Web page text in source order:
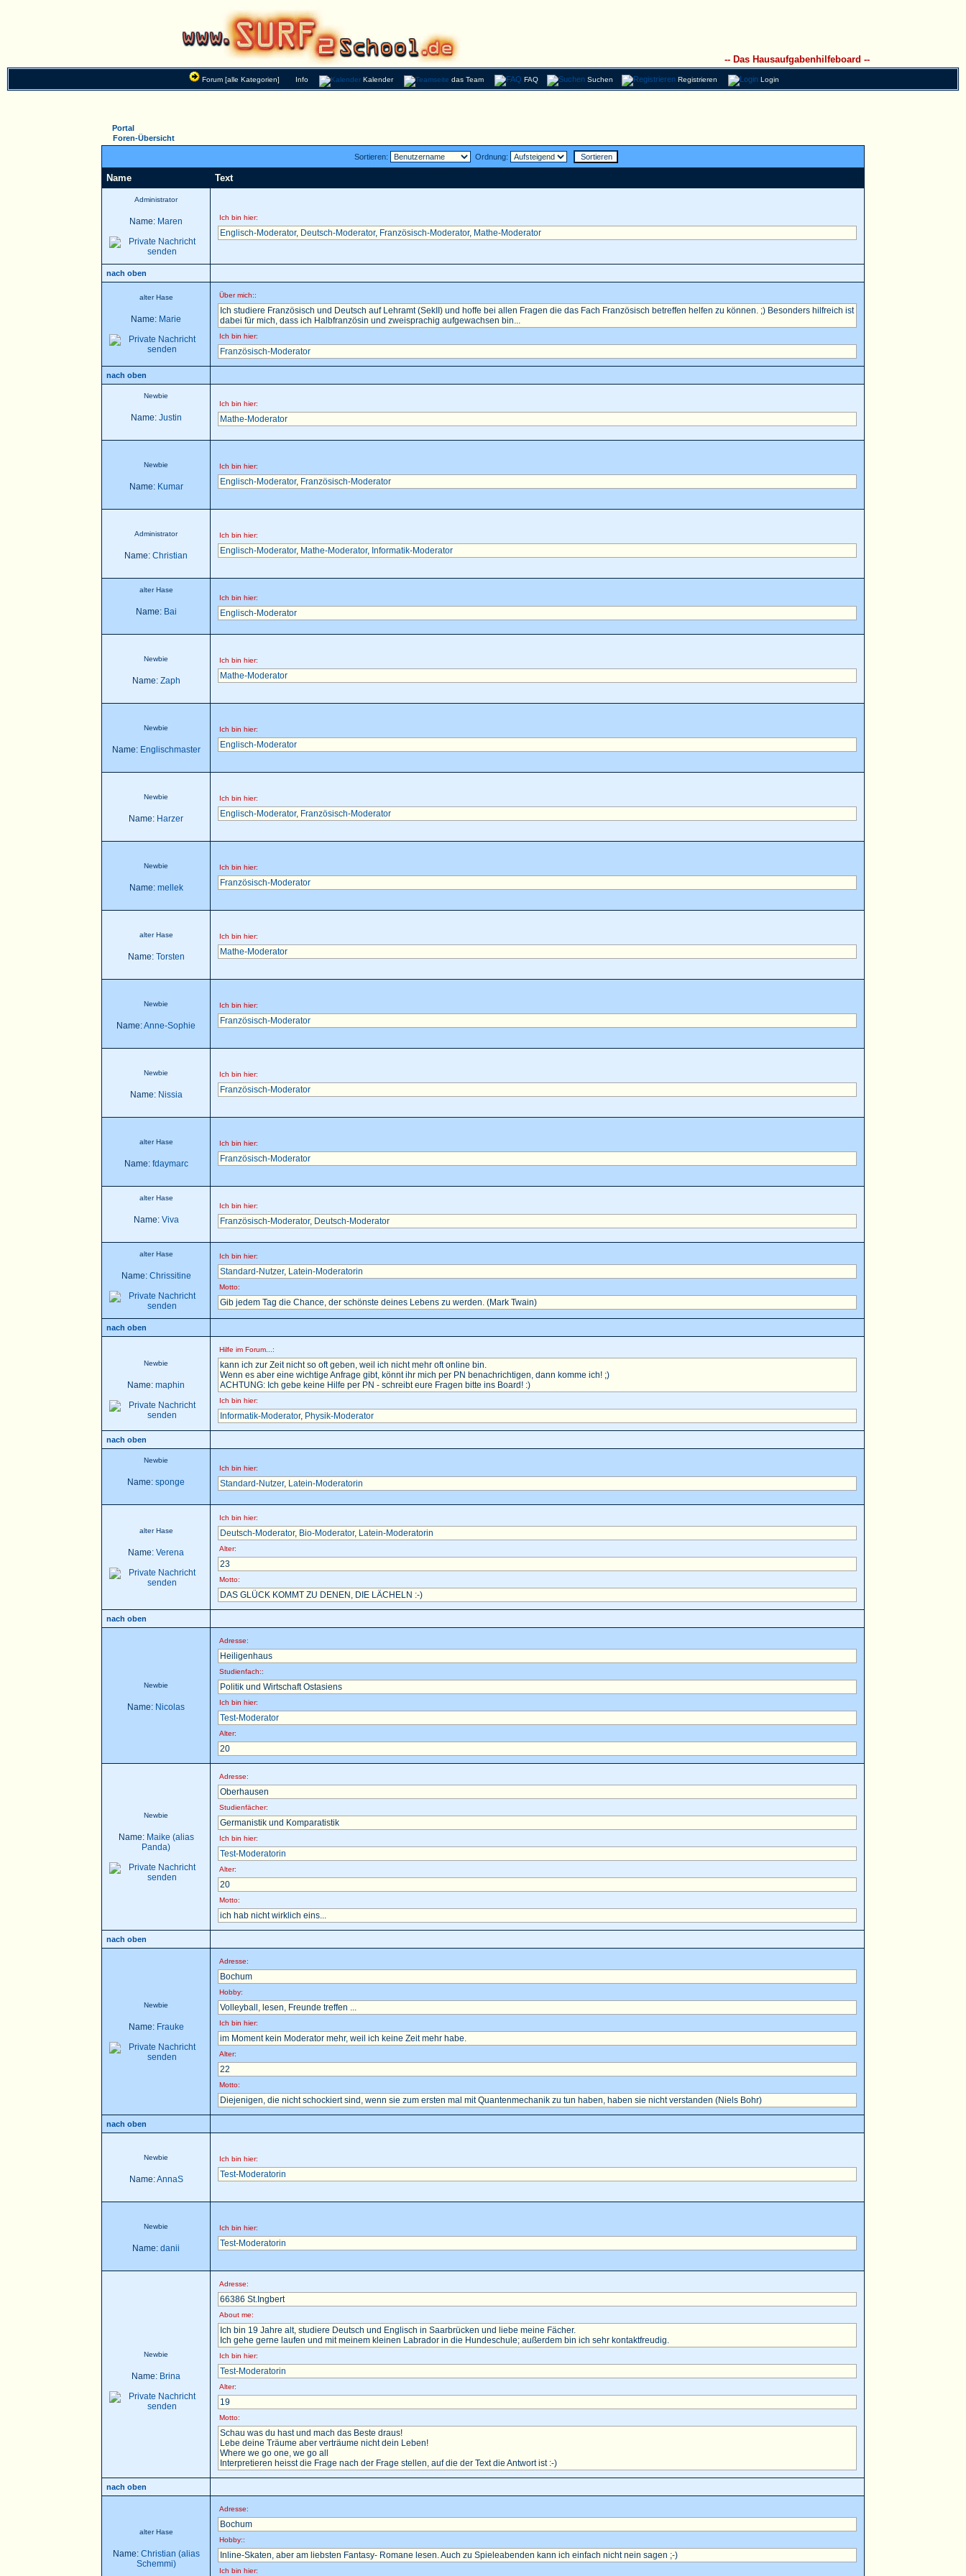
-- Das Hausaufgabenhilfeboard --
Forum [alle Kategorien] Info Kalender das Team FAQ Suchen Registrieren Login
Portal
Foren-Übersicht
Sortieren: Ordnung:
Name Text
Administrator
Name: Maren Ich bin hier:
Englisch-Moderator, Deutsch-Moderator, Französisch-Moderator, Mathe-Moderator
nach oben
alter Hase
Name: Marie
Über mich::
Ich studiere Französisch und Deutsch auf Lehramt (SekII) und hoffe bei allen Fragen die das Fach Französisch betreffen helfen zu können. ;) Besonders hilfreich ist
dabei für mich, dass ich Halbfranzösin und zweisprachig aufgewachsen bin...
Ich bin hier:
Französisch-Moderator
nach oben
Newbie
Name: Justin
Ich bin hier:
Mathe-Moderator
Newbie
Name: Kumar
Ich bin hier:
Englisch-Moderator, Französisch-Moderator
Administrator
Name: Christian
Ich bin hier:
Englisch-Moderator, Mathe-Moderator, Informatik-Moderator
alter Hase
Name: Bai
Ich bin hier:
Englisch-Moderator
Newbie
Name: Zaph
Ich bin hier:
Mathe-Moderator
Newbie
Name: Englischmaster
Ich bin hier:
Englisch-Moderator
Newbie
Name: Harzer
Ich bin hier:
Englisch-Moderator, Französisch-Moderator
Newbie
Name: mellek
Ich bin hier:
Französisch-Moderator
alter Hase
Name: Torsten
Ich bin hier:
Mathe-Moderator
Newbie
Name:Anne-Sophie
Ich bin hier:
Französisch-Moderator
Newbie
Name: Nissia
Ich bin hier:
Französisch-Moderator
alter Hase
Name: fdaymarc
Ich bin hier:
Französisch-Moderator
alter Hase
Name: Viva
Ich bin hier:
Französisch-Moderator, Deutsch-Moderator
alter Hase
Name: Chrissitine
Ich bin hier:
Standard-Nutzer, Latein-Moderatorin
Motto:
Gib jedem Tag die Chance, der schönste deines Lebens zu werden. (Mark Twain)
nach oben
Newbie
Name: maphin
Hilfe im Forum...:
kann ich zur Zeit nicht so oft geben, weil ich nicht mehr oft online bin.
Wenn es aber eine wichtige Anfrage gibt, könnt ihr mich per PN benachrichtigen, dann komme ich! ;)
ACHTUNG: Ich gebe keine Hilfe per PN - schreibt eure Fragen bitte ins Board! :)
Ich bin hier:
Informatik-Moderator, Physik-Moderator
nach oben
Newbie
Name: sponge
Ich bin hier:
Standard-Nutzer, Latein-Moderatorin
alter Hase
Name: Verena
Ich bin hier:
Deutsch-Moderator, Bio-Moderator, Latein-Moderatorin
Alter:
23
Motto:
DAS GLÜCK KOMMT ZU DENEN, DIE LÄCHELN :-)
nach oben
Newbie
Name: Nicolas
Adresse:
Heiligenhaus
Studienfach::
Politik und Wirtschaft Ostasiens
Ich bin hier:
Test-Moderator
Alter:
20
Newbie
Name: Maike (alias
Panda)
Adresse:
Oberhausen
Studienfächer:
Germanistik und Komparatistik
Ich bin hier:
Test-Moderatorin
Alter:
20
Motto:
ich hab nicht wirklich eins...
nach oben
Newbie
Name: Frauke
Adresse:
Bochum
Hobby:
Volleyball, lesen, Freunde treffen ...
Ich bin hier:
im Moment kein Moderator mehr, weil ich keine Zeit mehr habe.
Alter:
22
Motto:
Diejenigen, die nicht schockiert sind, wenn sie zum ersten mal mit Quantenmechanik zu tun haben, haben sie nicht verstanden (Niels Bohr)
nach oben
Newbie
Name:AnnaS
Ich bin hier:
Test-Moderatorin
Newbie
Name: danii
Ich bin hier:
Test-Moderatorin
Newbie
Name: Brina
Adresse:
66386 St.Ingbert
About me:
Ich bin 19 Jahre alt, studiere Deutsch und Englisch in Saarbrücken und liebe meine Fächer.
Ich gehe gerne laufen und mit meinem kleinen Labrador in die Hundeschule; außerdem bin ich sehr kontaktfreudig.
Ich bin hier:
Test-Moderatorin
Alter:
19
Motto:
Schau was du hast und mach das Beste draus!
Lebe deine Träume aber verträume nicht dein Leben!
Where we go one, we go all
Interpretieren heisst die Frage nach der Frage stellen, auf die der Text die Antwort ist :-)
nach oben
alter Hase
Name: Christian (alias
Schemmi)
Adresse:
Bochum
Hobby::
Inline-Skaten, aber am liebsten Fantasy- Romane lesen. Auch zu Spieleabenden kann ich einfach nicht nein sagen ;-)
Ich bin hier: